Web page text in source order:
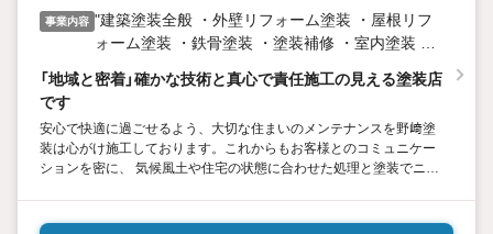
事業内容 "建築塗装全般 ・外壁リフォーム塗装 ・屋根リフ
ォーム塗装 ・鉄骨塗装 ・塗装補修 ・室内塗装 ・
「地域と密着」確かな技術と真心で責任施工の見える塗装店
です
安心で快適に過ごせるよう、大切な住まいのメンテナンスを野﨑塗
装は心がけ施工しております。これからもお客様とのコミュニケー
ションを密に、 気候風土や住宅の状態に合わせた処理と塗装でニー